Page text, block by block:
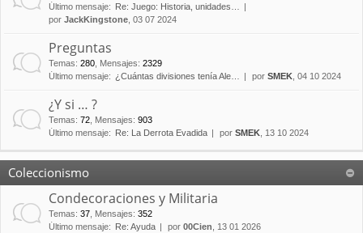
Último mensaje:
Re: Juego: Historia, unidades…
por JackKingstone , 03 07 2024
Preguntas
Temas: 280 Mensajes: 2329
Último mensaje: ¿Cuántas divisiones tenía Ale… por SMEK , 04 10 2024
¿Y si … ?
Temas: 72 Mensajes: 903
Último mensaje:
Re: La Derrota Evadida por SMEK , 13 10 2024
Coleccionismo
Condecoraciones y Militaria
Temas: 37 Mensajes: 352
Último mensaje:
Re: Ayuda por 00Cien , 13 01 2026